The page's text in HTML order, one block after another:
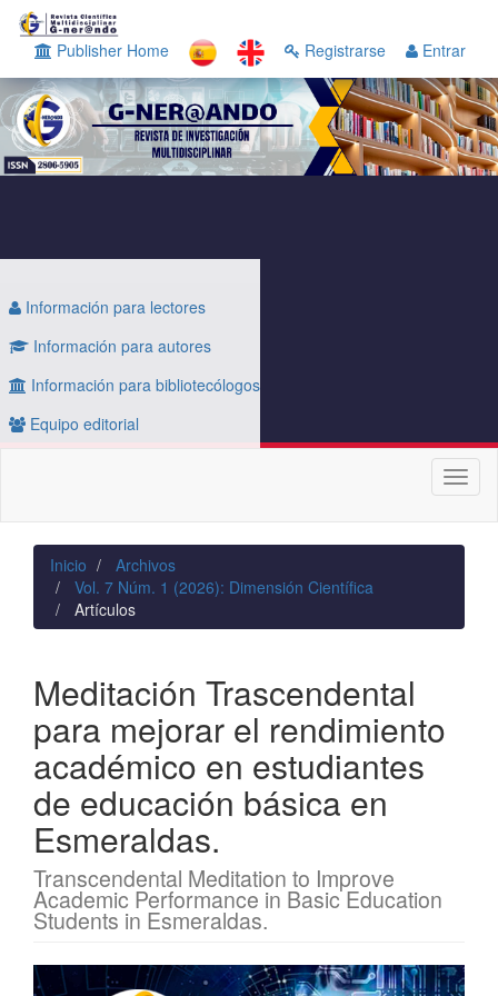
Navegación
principal
Contenido
principal
Barra
lateral
Publisher Home Registrarse Entrar
Información para lectores
Información para autores
Información para bibliotecólogos
Equipo editorial
Inicio
Archivos
Vol. 7 Núm. 1 (2026): Dimensión Científica
Artículos
Meditación Trascendental
para mejorar el rendimiento
académico en estudiantes
de educación básica en
Esmeraldas.
Transcendental Meditation to Improve
Academic Performance in Basic Education
Students in Esmeraldas.
Barra